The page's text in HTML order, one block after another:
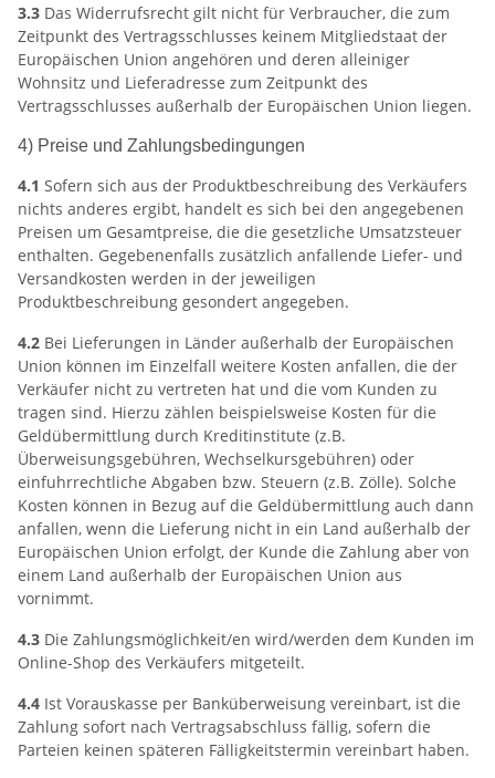
3.3 Das Widerrufsrecht gilt nicht für Verbraucher, die zum
Zeitpunkt des Vertragsschlusses keinem Mitgliedstaat der
Europäischen Union angehören und deren alleiniger
Wohnsitz und Lieferadresse zum Zeitpunkt des
Vertragsschlusses außerhalb der Europäischen Union liegen.
4) Preise und Zahlungsbedingungen
4.1 Sofern sich aus der Produktbeschreibung des Verkäufers
nichts anderes ergibt, handelt es sich bei den angegebenen
Preisen um Gesamtpreise, die die gesetzliche Umsatzsteuer
enthalten. Gegebenenfalls zusätzlich anfallende Liefer- und
Versandkosten werden in der jeweiligen
Produktbeschreibung gesondert angegeben.
4.2 Bei Lieferungen in Länder außerhalb der Europäischen
Union können im Einzelfall weitere Kosten anfallen, die der
Verkäufer nicht zu vertreten hat und die vom Kunden zu
tragen sind. Hierzu zählen beispielsweise Kosten für die
Geldübermittlung durch Kreditinstitute (z.B.
Überweisungsgebühren, Wechselkursgebühren) oder
einfuhrrechtliche Abgaben bzw. Steuern (z.B. Zölle). Solche
Kosten können in Bezug auf die Geldübermittlung auch dann
anfallen, wenn die Lieferung nicht in ein Land außerhalb der
Europäischen Union erfolgt, der Kunde die Zahlung aber von
einem Land außerhalb der Europäischen Union aus
vornimmt.
4.3 Die Zahlungsmöglichkeit/en wird/werden dem Kunden im
Online-Shop des Verkäufers mitgeteilt.
4.4 Ist Vorauskasse per Banküberweisung vereinbart, ist die
Zahlung sofort nach Vertragsabschluss fällig, sofern die
Parteien keinen späteren Fälligkeitstermin vereinbart haben.